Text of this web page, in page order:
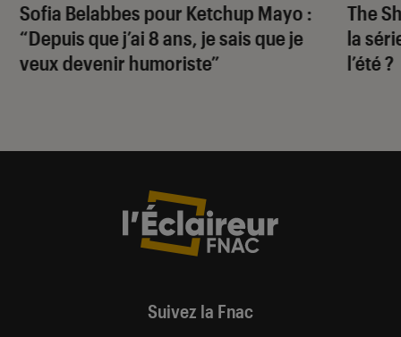
Sofia Belabbes pour Ketchup Mayo :
“Depuis que j’ai 8 ans, je sais que je
veux devenir humoriste”
The
la
l’été ?
Suivez la Fnac